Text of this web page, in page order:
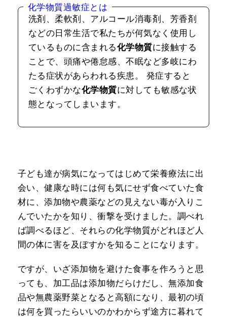
化学物質過敏症とは
洗剤、柔軟剤、アルコール消毒剤、芳香剤
などの日常生活で私たちが何気なく使用し
ているものに含まれる化学物質に接触する
ことで、頭痛や倦怠感、不眠など多岐にわ
たる症状があらわれる疾患。 発症すると
ごくわずかな化学物質に対しても敏感な状
態となってしまいます。
子ども達が病気になってはじめて栄養療法に出
会い、健康な時には何も気にせず食べていた食
材に、添加物や農薬などの見えない毒が入りこ
んでいたかを知り、衝撃を受けました。調べれ
ば調べるほど、それらの化学物質がどれほど人
間の体に害を及ぼすかを知ることになります。
ですが、いざ添加物を避けた食事を作ろうと思
っても、加工品は添加物だらけだし、無添加食
品や無農薬野菜となると高額になり、最初の頃
は何を買ったらいいのかわからず途方に暮れて